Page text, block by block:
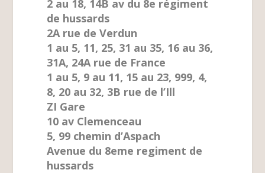
2 au 18, 14B av du 8e régiment
de hussards
2A rue de Verdun
1 au 5, 11, 25, 31 au 35, 16 au 36,
31A, 24A rue de France
1 au 5, 9 au 11, 15 au 23, 999, 4,
8, 20 au 32, 3B rue de l’Ill
ZI Gare
10 av Clemenceau
5, 99 chemin d’Aspach
Avenue du 8eme regiment de
hussards